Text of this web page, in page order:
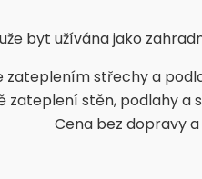
byt užívána jako
zateplením střechy a
zateplení stěn, podlahy a
Cena bez dopravy a